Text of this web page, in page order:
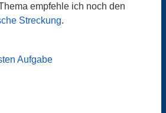
empfehle ich noch den
Streckung.
Aufgabe